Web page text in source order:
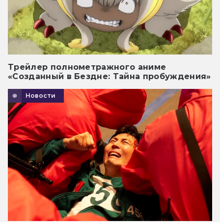
Трейлер полнометражного аниме
«Созданный в Бездне: Тайна пробуждения»
Новости